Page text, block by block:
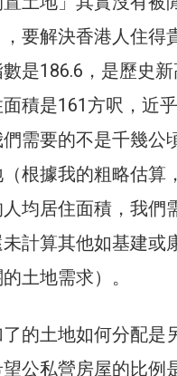
要解決香港人住得
是186.6，是歷史
面積是161方呎，近
需要的不是千幾公
根據我的粗略估算
均居住面積，我們
計算其他如基建或
土地需求）。
的土地如何分配是
公私營房屋的比例